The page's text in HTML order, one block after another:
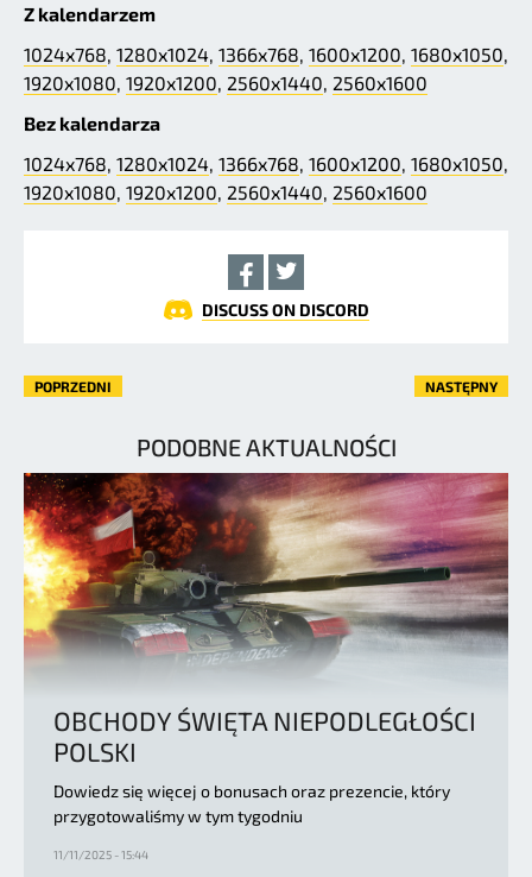
Z kalendarzem
1024x768, 1280x1024, 1366x768, 1600x1200, 1680x1050,
1920x1080, 1920x1200, 2560x1440, 2560x1600
Bez kalendarza
1024x768, 1280x1024, 1366x768, 1600x1200, 1680x1050,
1920x1080, 1920x1200, 2560x1440, 2560x1600
DISCUSS ON DISCORD
POPRZEDNI NASTĘPNY
PODOBNE AKTUALNOŚCI
OBCHODY ŚWIĘTA NIEPODLEGŁOŚCI
POLSKI
Dowiedz się więcej o bonusach oraz prezencie, który
przygotowaliśmy w tym tygodniu
11/11/2025 - 15:44